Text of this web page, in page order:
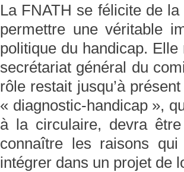
La FNATH se félicite de
permettre une véritable
politique du handicap.
secrétariat général du
rôle restait jusqu’à
« diagnostic-handicap »,
à la circulaire, devra
connaître les raisons
intégrer dans un projet de